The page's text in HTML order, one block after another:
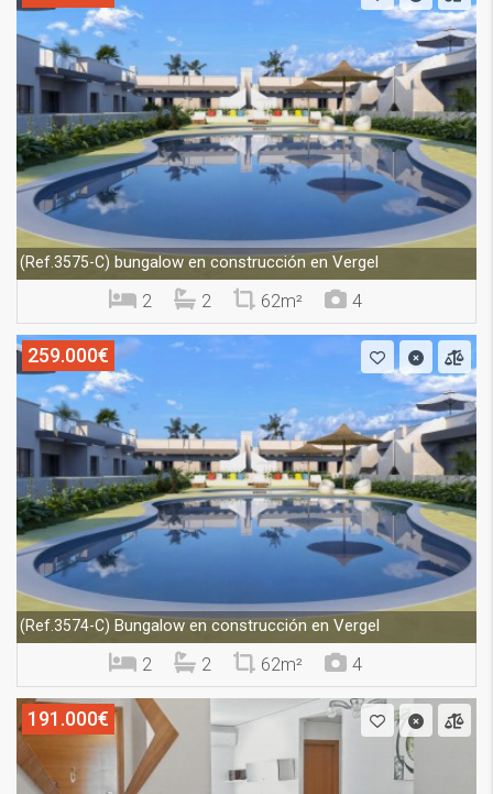
(Ref.3575-C) bungalow en construcción en Vergel
2 2 62m² 4
259.000€
(Ref.3574-C) Bungalow en construcción en Vergel
2 2 62m² 4
191.000€